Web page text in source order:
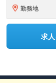
勤務地
求